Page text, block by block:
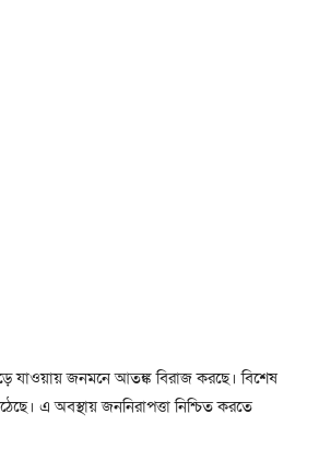
যাওয়ায় জনমনে আতঙ্ক বিরাজ করছে। বিশেষ
এ অবস্থায় জননিরাপত্তা নিশ্চিত করতে